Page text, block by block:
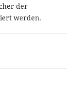
der
werden.